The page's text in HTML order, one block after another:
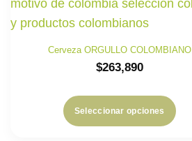
Cerveza ORGULLO COLOMBIANO
$263,890
Seleccionar opciones